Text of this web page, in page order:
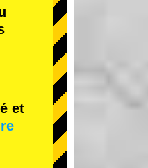
et